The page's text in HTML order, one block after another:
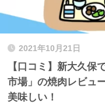
2021年10月21日
【口コミ】新大久保
市場」の焼肉レビュ
美味しい！